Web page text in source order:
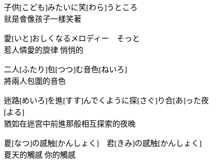
子供[こども]みたいに笑[わら]うところ
就是會像孩子一樣笑著
愛[いと]おしくなるメロディー そっと
惹人憐愛的旋律 悄悄的
二人[ふたり]包[つつ]む音色[ねいろ]
將兩人包圍的音色
迷路[めいろ]を進[すす]んでくように探[さぐ]り合[あ]った夜
[よる]
猶如在迷宮中前進那般相互探索的夜晚
夏[なつ]の感触[かんしょく] 君[きみ]の感触[かんしょく]
夏天的觸感 你的觸感